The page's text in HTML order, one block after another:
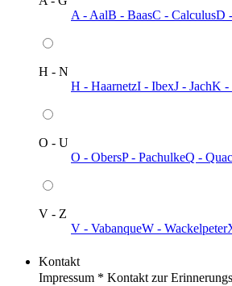
A - AalB - BaasC - CalculusD
H - N
H - HaarnetzI - IbexJ - JachK -
O - U
O - ObersP - PachulkeQ -
V - Z
V - VabanqueW - Wackelpeter
Kontakt
Impressum * Kontakt zur